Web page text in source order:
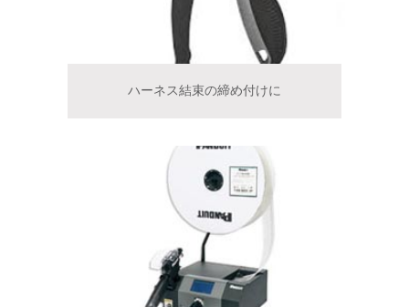
ハーネス結束の締め付けに